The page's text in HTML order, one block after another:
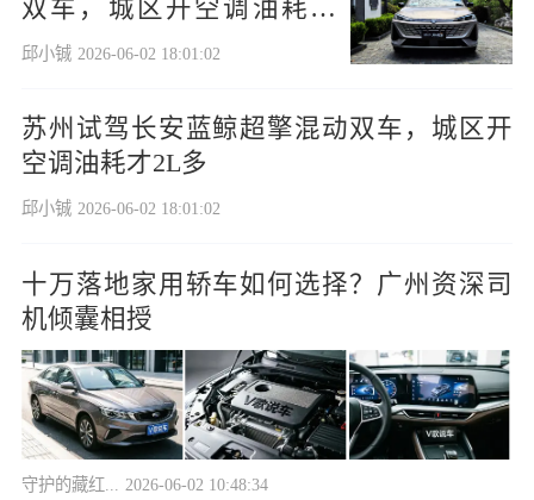
双车，城区开空调油耗才
2L多
邱小铖 2026-06-02 18:01:02
苏州试驾长安蓝鲸超擎混动双车，城区开
空调油耗才2L多
邱小铖 2026-06-02 18:01:02
十万落地家用轿车如何选择？广州资深司
机倾囊相授
守护的藏红... 2026-06-02 10:48:34